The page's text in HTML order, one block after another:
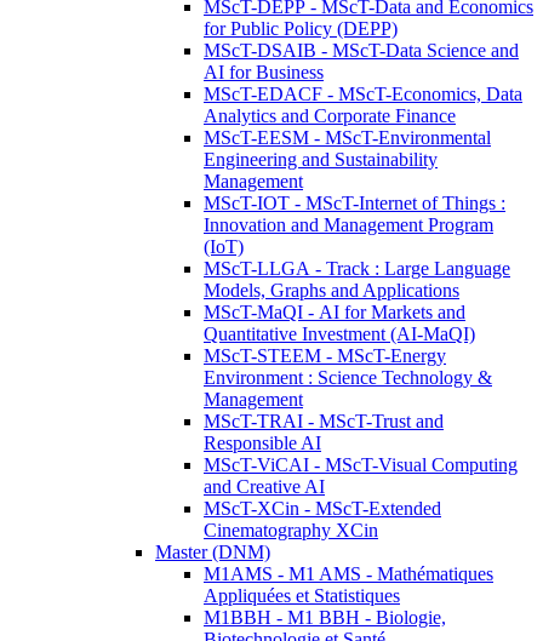
MScT-DEPP - MScT-Data and Economics
for Public Policy (DEPP)
MScT-DSAIB - MScT-Data Science and
AI for Business
MScT-EDACF - MScT-Economics, Data
Analytics and Corporate Finance
MScT-EESM - MScT-Environmental
Engineering and Sustainability
Management
MScT-IOT - MScT-Internet of Things :
Innovation and Management Program
(IoT)
MScT-LLGA - Track : Large Language
Models, Graphs and Applications
MScT-MaQI - AI for Markets and
Quantitative Investment (AI-MaQI)
MScT-STEEM - MScT-Energy
Environment : Science Technology &
Management
MScT-TRAI - MScT-Trust and
Responsible AI
MScT-ViCAI - MScT-Visual Computing
and Creative AI
MScT-XCin - MScT-Extended
Cinematography XCin
Master (DNM)
M1AMS - M1 AMS - Mathématiques
Appliquées et Statistiques
M1BBH - M1 BBH - Biologie,